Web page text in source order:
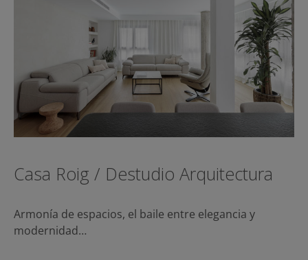
Casa Roig / Destudio Arquitectura
Armonía de espacios, el baile entre elegancia y
modernidad…